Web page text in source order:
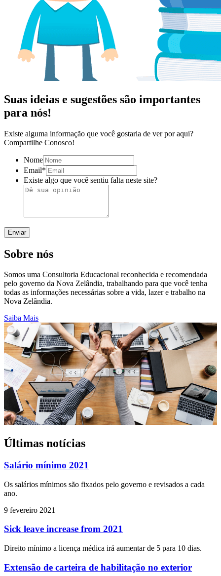
Suas ideias e sugestões são importantes
para nós!
Existe alguma informação que você gostaria de ver por aqui?
Compartilhe Conosco!
Nome
Email*
Existe algo que você sentiu falta neste site?
Sobre nós
Somos uma Consultoria Educacional reconhecida e recomendada
pelo governo da Nova Zelândia, trabalhando para que você tenha
todas as informações necessárias sobre a vida, lazer e trabalho na
Nova Zelândia.
Saiba Mais
Últimas notícias
Salário mínimo 2021
Os salários mínimos são fixados pelo governo e revisados ​​a cada
ano.
9 fevereiro 2021
Sick leave increase from 2021
Direito mínimo a licença médica irá aumentar de 5 para 10 dias.
Extensão de carteira de habilitação no exterior